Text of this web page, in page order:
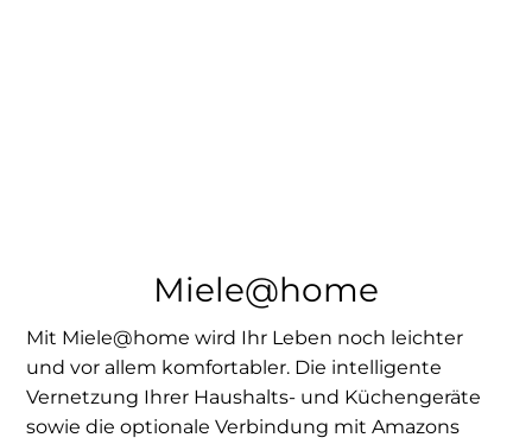
Miele@home
Mit Miele@home wird Ihr Leben noch leichter
und vor allem komfortabler. Die intelligente
Vernetzung Ihrer Haushalts- und Küchengeräte
sowie die optionale Verbindung mit Amazons